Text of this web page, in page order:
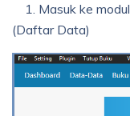
1. Masuk ke modul
(Daftar Data)